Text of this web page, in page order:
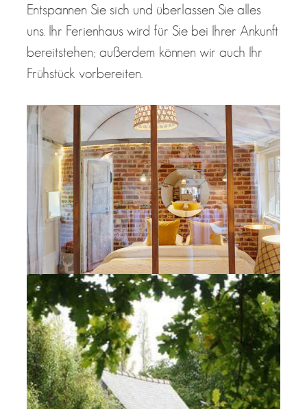
Entspannen Sie sich und überlassen Sie alles
uns. Ihr Ferienhaus wird für Sie bei Ihrer Ankunft
bereitstehen; außerdem können wir auch Ihr
Frühstück vorbereiten.